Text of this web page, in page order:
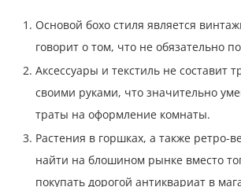
Основой бохо стиля является
говорит о том, что не обязательно
Аксессуары и текстиль не составит
своими руками, что значительно
траты на оформление комнаты.
Растения в горшках, а также ретро-
найти на блошином рынке вместо
покупать дорогой антиквариат в